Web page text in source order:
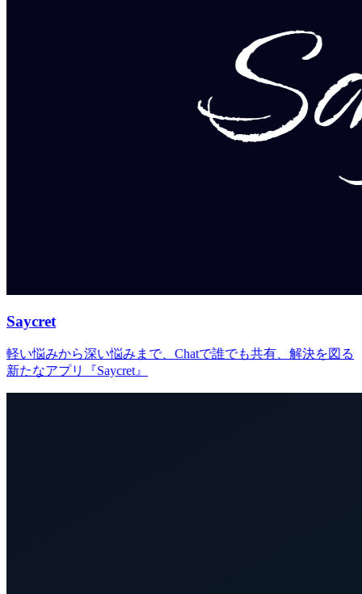
Saycret
軽い悩みから深い悩みまで、Chatで誰でも共有、解決を図る
新たなアプリ『Saycret』